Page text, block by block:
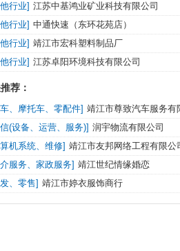
行业] 江苏中基鸿业矿业科技有限公司
行业] 中通快速（东环花苑店）
行业] 靖江市宏科塑料制品厂
行业] 江苏卓阳环境科技有限公司
荐：
、摩托车、零配件] 靖江市尊致汽车服务有
(设备、运营、服务)] 润宇物流有限公司
机系统、维修] 靖江市友邦网络工程有限公
服务、家政服务] 靖江世纪情缘婚恋
、零售] 靖江市婷衣服饰商行